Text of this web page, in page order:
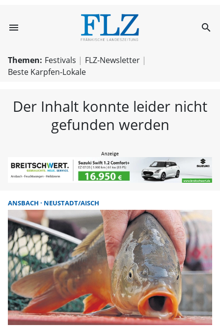
menu FLZ – search
Themen: Festivals
FLZ-Newsletter
Beste Karpfen-Lokale
Der Inhalt konnte leider nicht
gefunden werden
ANSBACH NEUSTADT/AISCH